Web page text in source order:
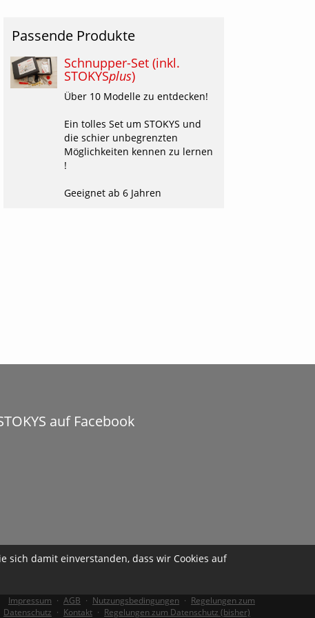
Werkzeuge + Schrauben
Gutscheine
Bankverbindung & Konditionen
Passende Produkte
Schnupper-Set (inkl.
STOKYSplus)
Über 10 Modelle zu entdecken!
Ein tolles Set um STOKYS und
die schier unbegrenzten
Möglichkeiten kennen zu lernen
!
Geeignet ab 6 Jahren
auf Facebook
Impressum · AGB · Nutzungsbedingungen · Regelungen zum
Datenschutz · Kontakt · Regelungen zum Datenschutz (bisher)
damit einverstanden, dass wir Cookies auf